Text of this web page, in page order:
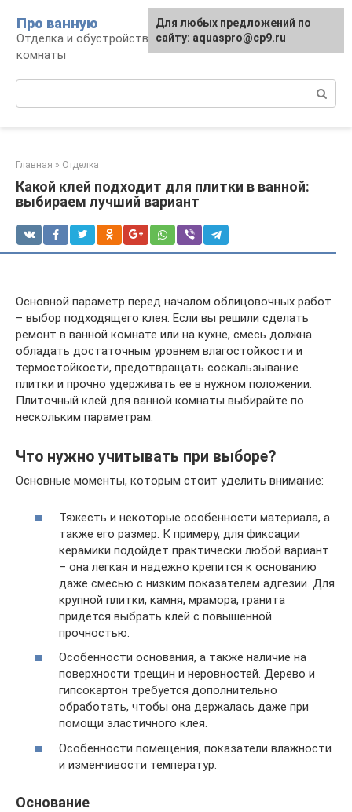
контенту
Про ванную
Отделка и обустройство современной ванной
комнаты
Главная » Отделка
Какой клей подходит для плитки в ванной:
выбираем лучший вариант
Основной параметр перед началом облицовочных работ
– выбор подходящего клея. Если вы решили сделать
ремонт в ванной комнате или на кухне, смесь должна
обладать достаточным уровнем влагостойкости и
термостойкости, предотвращать соскальзывание
плитки и прочно удерживать ее в нужном положении.
Плиточный клей для ванной комнаты выбирайте по
нескольким параметрам.
Что нужно учитывать при выборе?
Основные моменты, которым стоит уделить внимание:
Тяжесть и некоторые особенности материала, а
также его размер. К примеру, для фиксации
керамики подойдет практически любой вариант
– она легкая и надежно крепится к основанию
даже смесью с низким показателем адгезии. Для
крупной плитки, камня, мрамора, гранита
придется выбрать клей с повышенной
прочностью.
Особенности основания, а также наличие на
поверхности трещин и неровностей. Дерево и
гипсокартон требуется дополнительно
обработать, чтобы она держалась даже при
помощи эластичного клея.
Особенности помещения, показатели влажности
и изменчивости температур.
Основание
Для любых предложений по
сайту: aquaspro@cp9.ru